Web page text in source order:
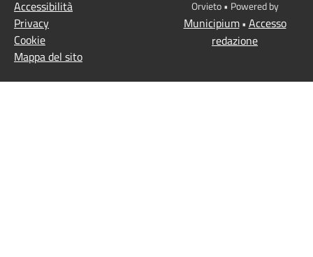
Accessibilità
Privacy
Cookie
Mappa del sito
Orvieto • Powered by
Municipium• Accesso
redazione